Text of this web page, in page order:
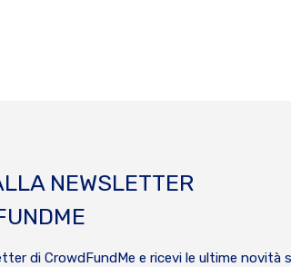
NEWSLETTER
di CrowdFundMe e ricevi le ultime novità